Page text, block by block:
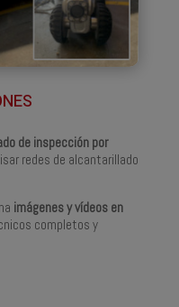
de inspección por
redes de alcantarillado
imágenes y vídeos en
completos y